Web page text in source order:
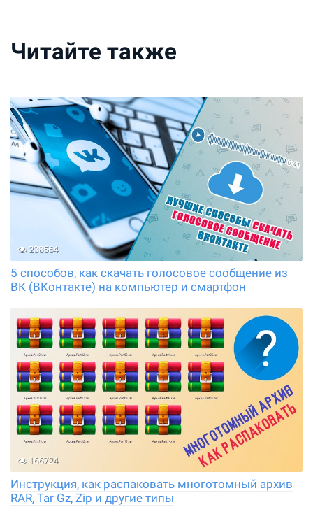
Читайте также
238564
5 способов, как скачать голосовое сообщение из
ВК (ВКонтакте) на компьютер и смартфон
166724
Инструкция, как распаковать многотомный архив
RAR, Tar Gz, Zip и другие типы